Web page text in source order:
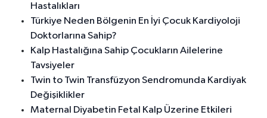
Hastalıkları
Türkiye Neden Bölgenin En İyi Çocuk Kardiyoloji
Doktorlarına Sahip?
Kalp Hastalığına Sahip Çocukların Ailelerine
Tavsiyeler
Twin to Twin Transfüzyon Sendromunda Kardiyak
Değişiklikler
Maternal Diyabetin Fetal Kalp Üzerine Etkileri